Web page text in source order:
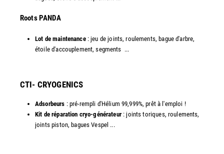
​Roots PANDA
Lot de maintenance: jeu de joints, roulements, bague d'arbre,
étoile d'accouplement, segments ...​
CTI- CRYOGENICS
Adsorbeurs : pré-rempli d'Hélium 99,999%, prêt à l'emploi !
Kit de réparation cryo-générateur: joints toriques, roulements,
joints piston, bagues Vespel ... ​